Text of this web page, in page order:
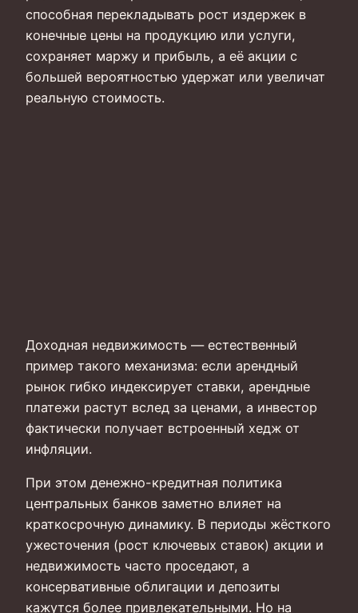
способная перекладывать рост издержек в
конечные цены на продукцию или услуги,
сохраняет маржу и прибыль, а её акции с
большей вероятностью удержат или увеличат
реальную стоимость.
Доходная недвижимость — естественный
пример такого механизма: если арендный
рынок гибко индексирует ставки, арендные
платежи растут вслед за ценами, а инвестор
фактически получает встроенный хедж от
инфляции.
При этом денежно-кредитная политика
центральных банков заметно влияет на
краткосрочную динамику. В периоды жёсткого
ужесточения (рост ключевых ставок) акции и
недвижимость часто проседают, а
консервативные облигации и депозиты
кажутся более привлекательными. Но на